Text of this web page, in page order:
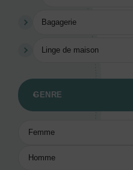
Bagagerie
Linge de maison
GENRE
Femme
Homme